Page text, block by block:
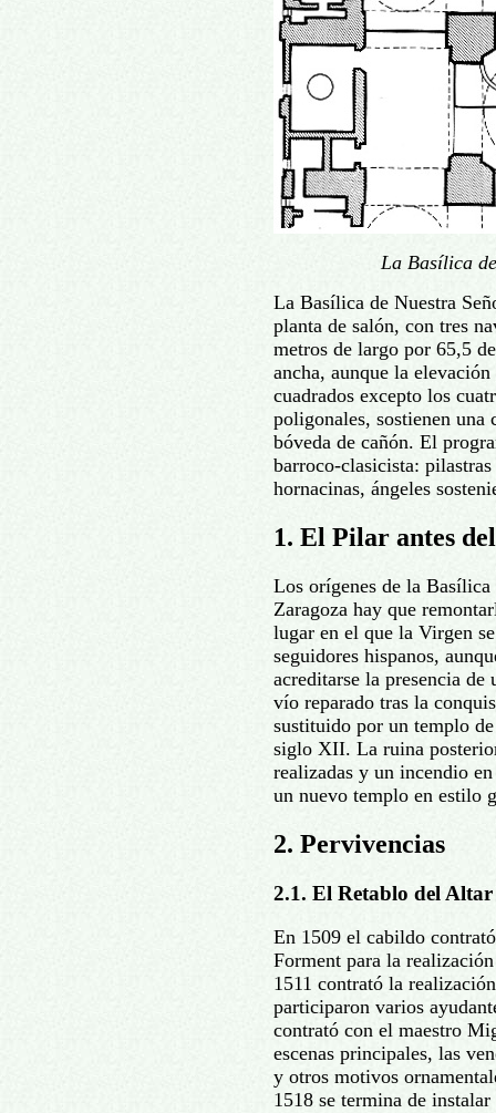
La Basílica
La Basílica de Nuestra
planta de salón, con tres
metros de largo por 65,5
ancha, aunque la
cuadrados excepto los
poligonales, sostienen una
bóveda de cañón. El
barroco-clasicista:
hornacinas, ángeles
1. El Pilar antes
Los orígenes de la
Zaragoza hay que
lugar en el que la Virgen
seguidores hispanos,
acreditarse la presencia
vío reparado tras la
sustituido por un templo
siglo XII. La ruina
realizadas y un incendio
un nuevo templo en estilo
2. Pervivencias
2.1. El Retablo del
En 1509 el cabildo
Forment para la
1511 contrató la
participaron varios
contrató con el maestro
escenas principales, las
y otros motivos
1518 se termina de